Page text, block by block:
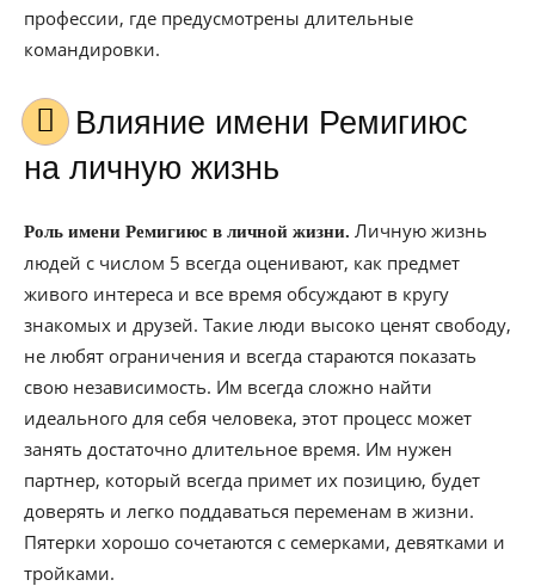
профессии, где предусмотрены длительные
командировки.
Влияние имени Ремигиюс
на личную жизнь
Роль имени Ремигиюс в личной жизни. Личную жизнь
людей с числом 5 всегда оценивают, как предмет
живого интереса и все время обсуждают в кругу
знакомых и друзей. Такие люди высоко ценят свободу,
не любят ограничения и всегда стараются показать
свою независимость. Им всегда сложно найти
идеального для себя человека, этот процесс может
занять достаточно длительное время. Им нужен
партнер, который всегда примет их позицию, будет
доверять и легко поддаваться переменам в жизни.
Пятерки хорошо сочетаются с семерками, девятками и
тройками.